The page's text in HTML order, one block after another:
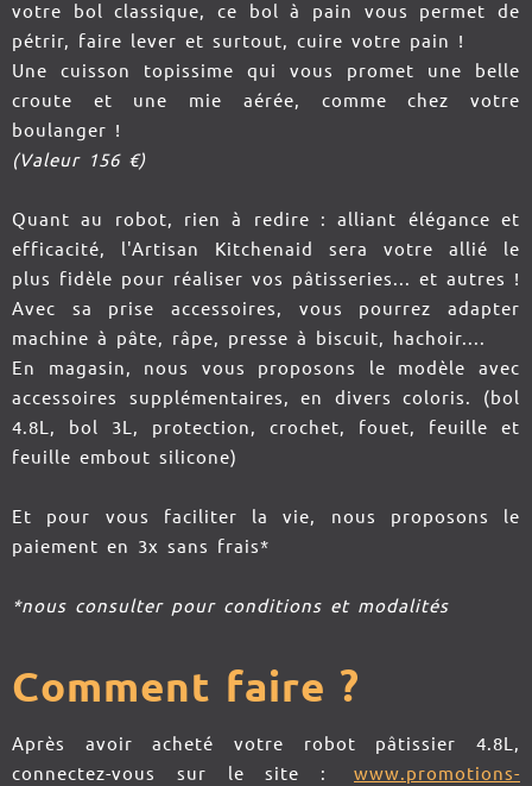
votre bol classique, ce bol à pain vous permet de
pétrir, faire lever et surtout, cuire votre pain !
Une cuisson topissime qui vous promet une belle
croute et une mie aérée, comme chez votre
boulanger !
(Valeur 156 €)
Quant au robot, rien à redire : alliant élégance et
efficacité, l'Artisan Kitchenaid sera votre allié le
plus fidèle pour réaliser vos pâtisseries... et autres !
Avec sa prise accessoires, vous pourrez adapter
machine à pâte, râpe, presse à biscuit, hachoir....
En magasin, nous vous proposons le modèle avec
accessoires supplémentaires, en divers coloris. (bol
4.8L, bol 3L, protection, crochet, fouet, feuille et
feuille embout silicone)
Et pour vous faciliter la vie, nous proposons le
paiement en 3x sans frais*
*nous consulter pour conditions et modalités
Comment faire ?
Après avoir acheté votre robot pâtissier 4.8L,
connectez-vous sur le site :
www.promotions-